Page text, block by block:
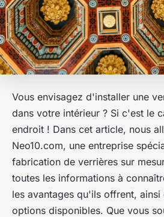
Vous envisagez d'installer une
dans votre intérieur ? Si c'est le
endroit ! Dans cet article, nous
Neo10.com, une entreprise
fabrication de verrières sur
toutes les informations à
les avantages qu'ils offrent,
options disponibles. Que vous